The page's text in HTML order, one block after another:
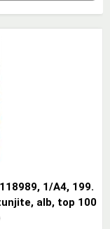
1/A4, 199.
alb, top 100